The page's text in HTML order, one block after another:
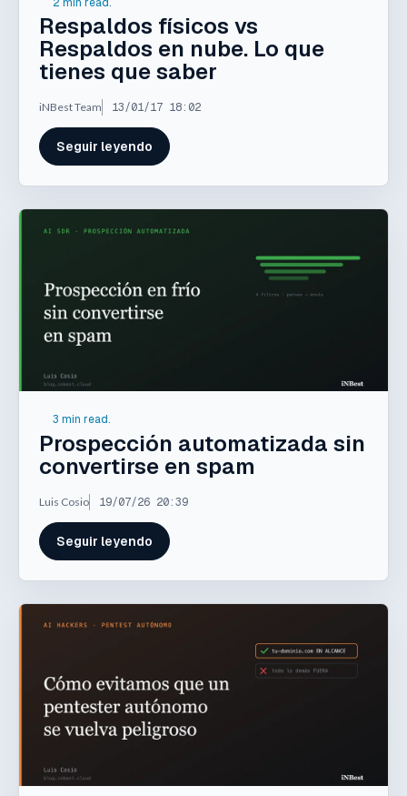
Respaldos físicos vs
Respaldos en nube. Lo que
tienes que saber
iNBest Team 13/01/17 18:02
Seguir leyendo
3 min read.
Prospección automatizada sin
convertirse en spam
Luis Cosio 19/07/26 20:39
Seguir leyendo